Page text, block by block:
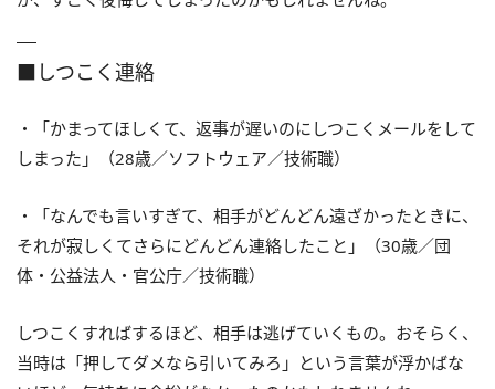
■しつこく連絡
・「かまってほしくて、返事が遅いのにしつこくメールをして
しまった」（28歳／ソフトウェア／技術職）
・「なんでも言いすぎて、相手がどんどん遠ざかったときに、
それが寂しくてさらにどんどん連絡したこと」（30歳／団
体・公益法人・官公庁／技術職）
しつこくすればするほど、相手は逃げていくもの。おそらく、
当時は「押してダメなら引いてみろ」という言葉が浮かばな